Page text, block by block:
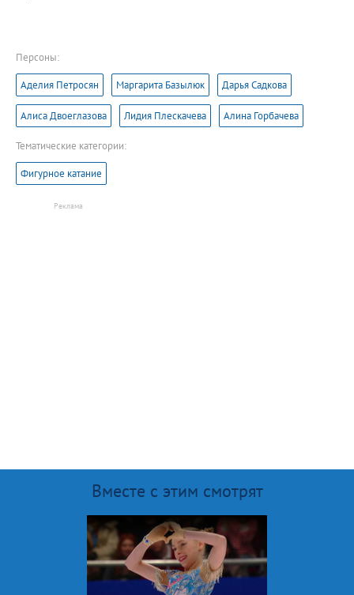
Персоны:
Аделия Петросян Маргарита Базылюк Дарья Садкова
Алиса Двоеглазова Лидия Плескачева Алина Горбачева
Тематические категории:
Фигурное катание
Вместе с этим смотрят